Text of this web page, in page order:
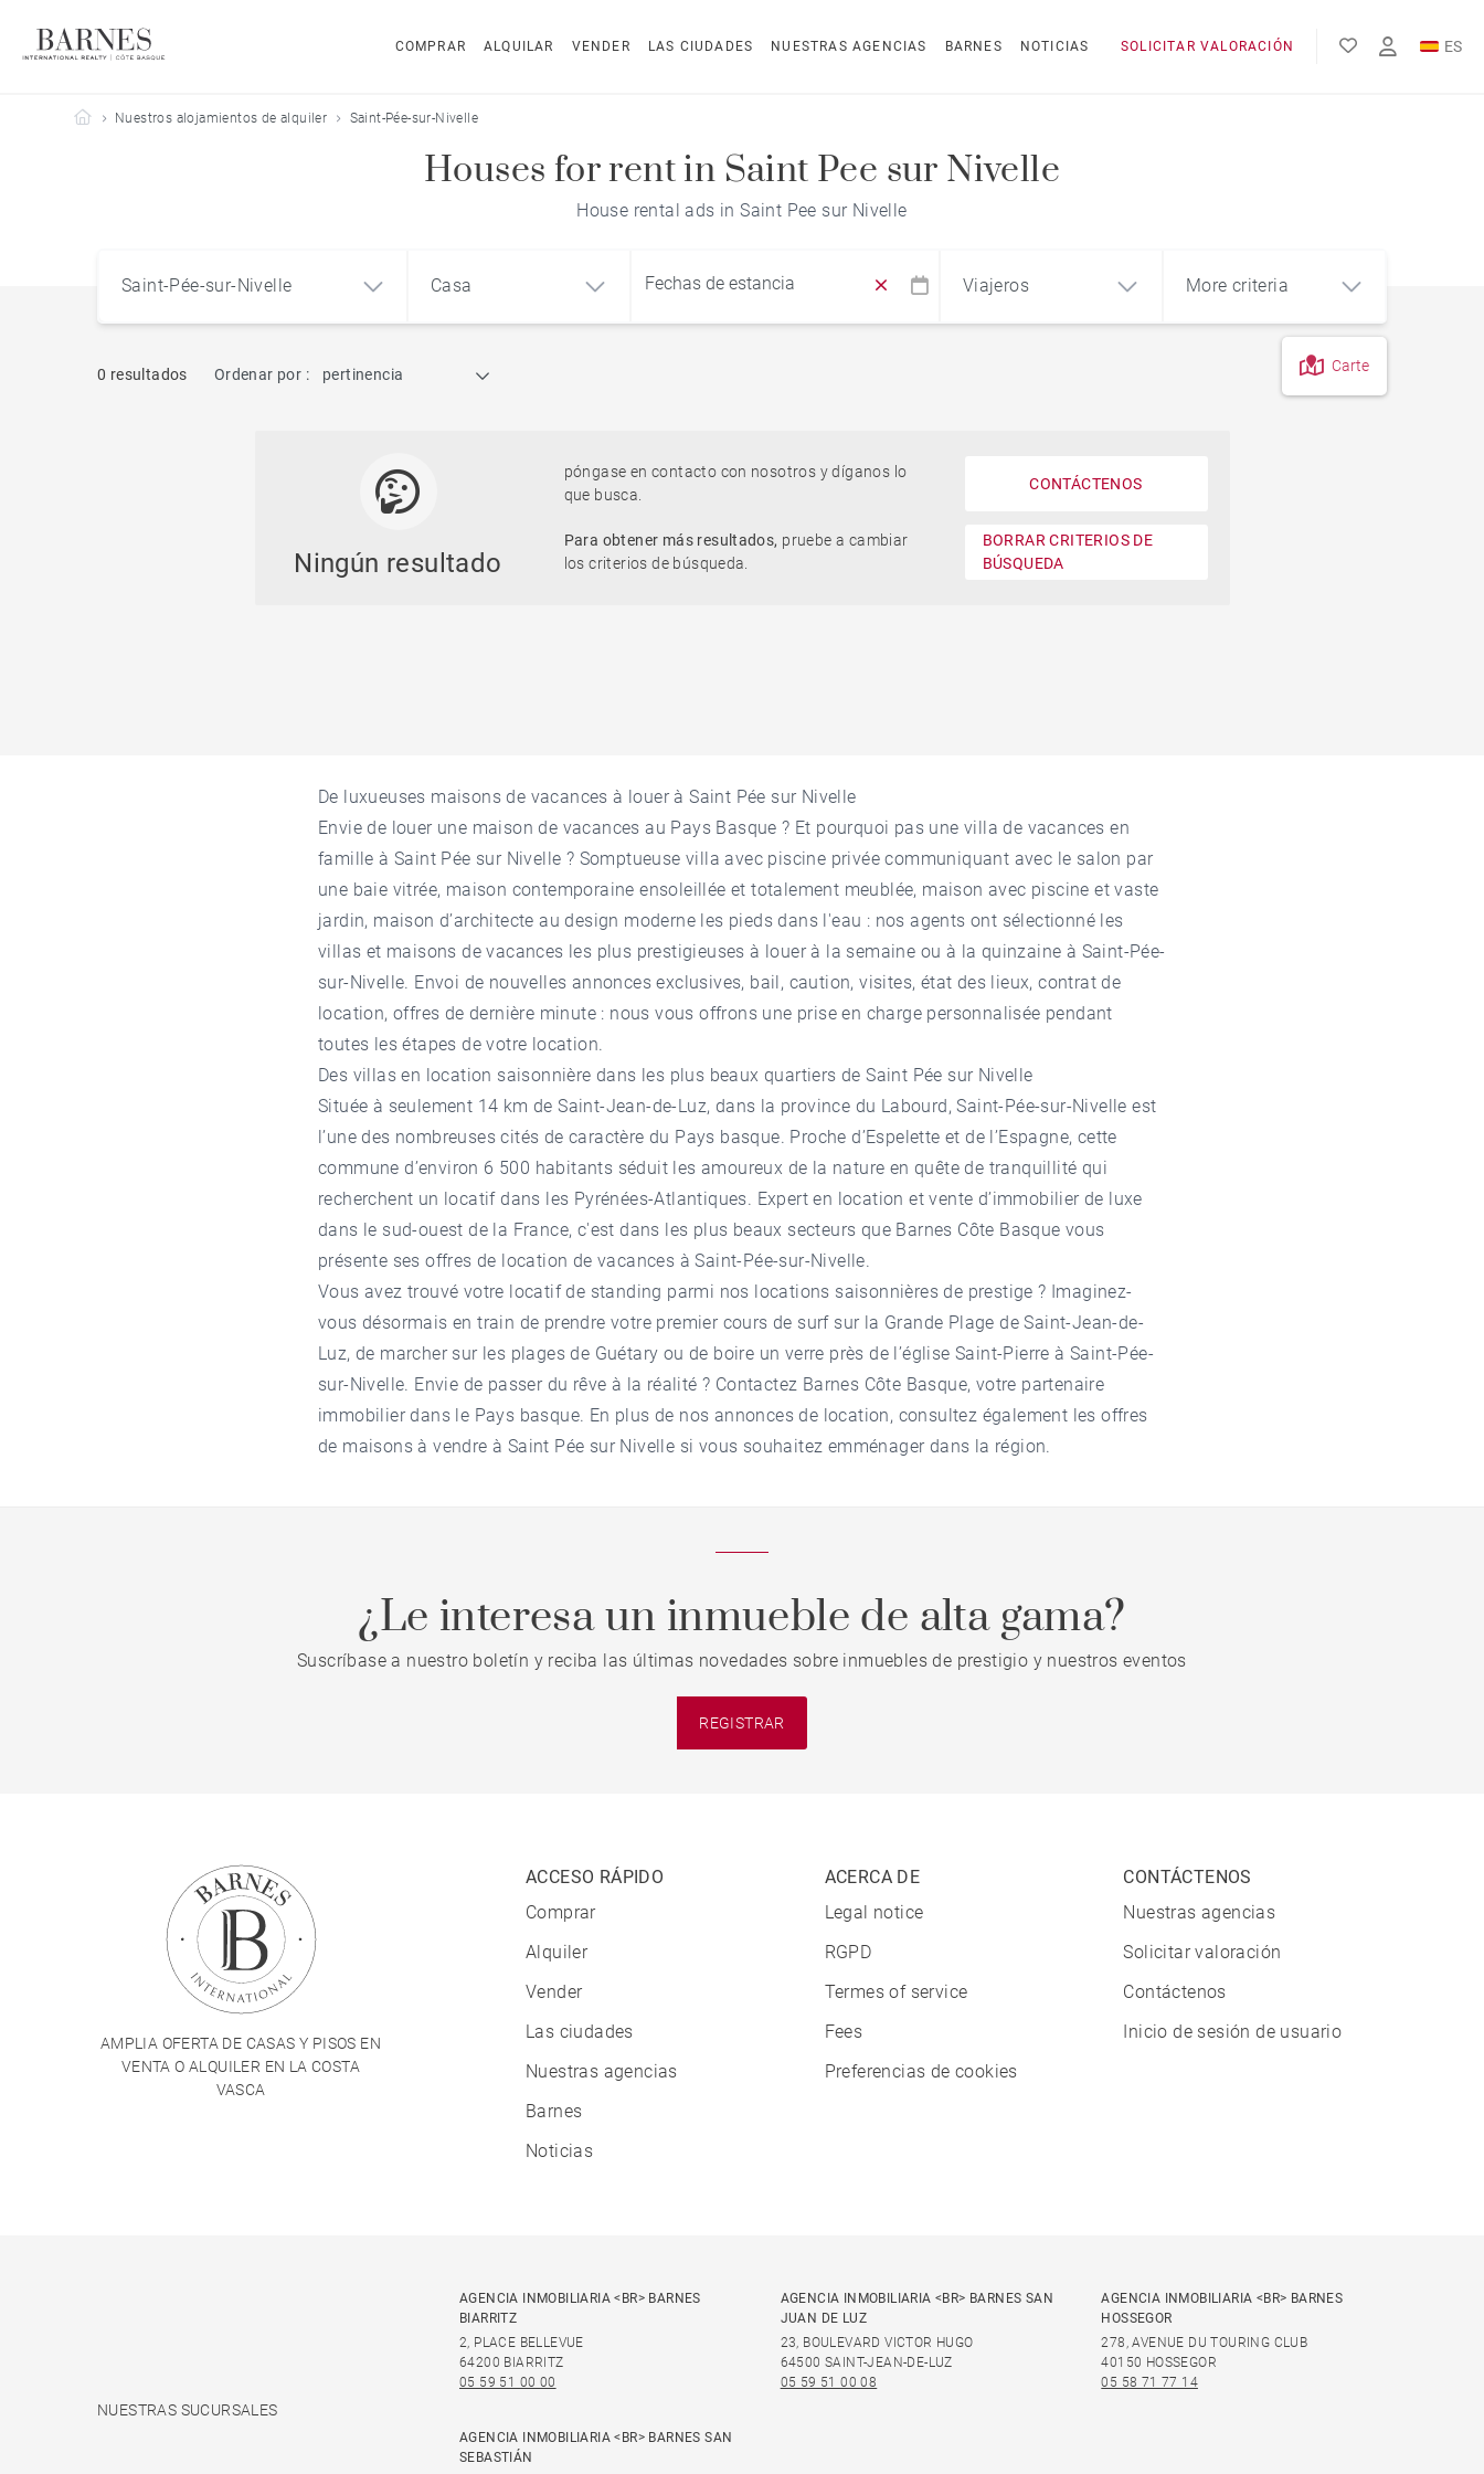
COMPRAR ALQUILAR VENDER LAS CIUDADES NUESTRAS AGENCIAS BARNES NOTICIAS SOLICITAR VALORACIÓN ES
EN
Barnes Côte Basque
Nuestros alojamientos de alquiler Saint-Pée-sur-Nivelle
Houses for rent in Saint Pee sur Nivelle
House rental ads in Saint Pee sur Nivelle
Saint-Pée-sur-Nivelle Casa
Casa
Viajeros More criteria
0 resultados Ordenar por : pertinencia Carte
Ningún resultado
póngase en contacto con nosotros y díganos lo
que busca.
Para obtener más resultados, pruebe a cambiar
los criterios de búsqueda.
CONTÁCTENOS
BORRAR CRITERIOS DE
BÚSQUEDA
De luxueuses maisons de vacances à louer à Saint Pée sur Nivelle
Envie de louer une maison de vacances au Pays Basque ? Et pourquoi pas une villa de vacances en
famille à Saint Pée sur Nivelle ? Somptueuse villa avec piscine privée communiquant avec le salon par
une baie vitrée, maison contemporaine ensoleillée et totalement meublée, maison avec piscine et vaste
jardin, maison d’architecte au design moderne les pieds dans l'eau : nos agents ont sélectionné les
villas et maisons de vacances les plus prestigieuses à louer à la semaine ou à la quinzaine à Saint-Pée-
sur-Nivelle. Envoi de nouvelles annonces exclusives, bail, caution, visites, état des lieux, contrat de
location, offres de dernière minute : nous vous offrons une prise en charge personnalisée pendant
toutes les étapes de votre location.
Des villas en location saisonnière dans les plus beaux quartiers de Saint Pée sur Nivelle
Située à seulement 14 km de Saint-Jean-de-Luz, dans la province du Labourd, Saint-Pée-sur-Nivelle est
l’une des nombreuses cités de caractère du Pays basque. Proche d’Espelette et de l’Espagne, cette
commune d’environ 6 500 habitants séduit les amoureux de la nature en quête de tranquillité qui
recherchent un locatif dans les Pyrénées-Atlantiques. Expert en location et vente d’immobilier de luxe
dans le sud-ouest de la France, c'est dans les plus beaux secteurs que Barnes Côte Basque vous
présente ses offres de location de vacances à Saint-Pée-sur-Nivelle.
Vous avez trouvé votre locatif de standing parmi nos locations saisonnières de prestige ? Imaginez-
vous désormais en train de prendre votre premier cours de surf sur la Grande Plage de Saint-Jean-de-
Luz, de marcher sur les plages de Guétary ou de boire un verre près de l’église Saint-Pierre à Saint-Pée-
sur-Nivelle. Envie de passer du rêve à la réalité ? Contactez Barnes Côte Basque, votre partenaire
immobilier dans le Pays basque. En plus de nos annonces de location, consultez également les offres
de maisons à vendre à Saint Pée sur Nivelle si vous souhaitez emménager dans la région.
¿Le interesa un inmueble de alta gama?
Suscríbase a nuestro boletín y reciba las últimas novedades sobre inmuebles de prestigio y nuestros eventos
REGISTRAR
AMPLIA OFERTA DE CASAS Y PISOS EN
VENTA O ALQUILER EN LA COSTA
VASCA
ACCESO RÁPIDO
Comprar
Alquiler
Vender
Las ciudades
Nuestras agencias
Barnes
Noticias
ACERCA DE
Legal notice
RGPD
Termes of service
Fees
Preferencias de cookies
CONTÁCTENOS
Nuestras agencias
Solicitar valoración
Contáctenos
Inicio de sesión de usuario
NUESTRAS SUCURSALES
AGENCIA INMOBILIARIA <BR> BARNES
BIARRITZ
2, PLACE BELLEVUE
64200 BIARRITZ
05 59 51 00 00
AGENCIA INMOBILIARIA <BR> BARNES SAN
JUAN DE LUZ
23, BOULEVARD VICTOR HUGO
64500 SAINT-JEAN-DE-LUZ
05 59 51 00 08
AGENCIA INMOBILIARIA <BR> BARNES
HOSSEGOR
278, AVENUE DU TOURING CLUB
40150 HOSSEGOR
05 58 71 77 14
AGENCIA INMOBILIARIA <BR> BARNES SAN
SEBASTIÁN